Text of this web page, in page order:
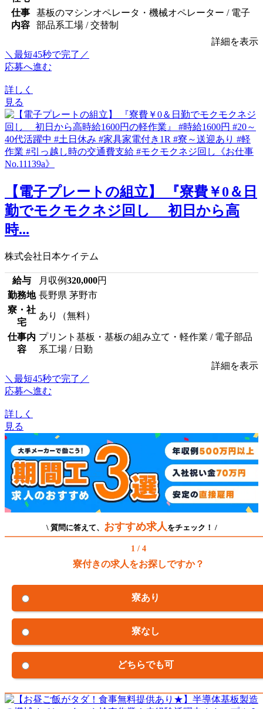
仕事
内容
基板のマシンオペレータ・機械オペレーター / 電子
部品系工場 / 交替制
詳細を表示
＼最短45秒で完了／
応募へ進む
詳しく
見る
【電子プレートの組立】 『寮費￥0＆日
勤でモクモクネジ回し 初日から高
時...
株式会社日本ケイテム
給与 月収例320,000円
勤務地 長野県 茅野市
寮・社
宅
あり（無料）
仕事内
容
プリント基板・基板の組み立て・軽作業 / 電子部品
系工場 / 日勤
詳細を表示
＼最短45秒で完了／
応募へ進む
詳しく
見る
\ 質問に答えて、 おすすめ求人 をチェック！ /
1 / 4
寮付きの求人をお探しですか？
寮あり
寮なし
どちらでも可